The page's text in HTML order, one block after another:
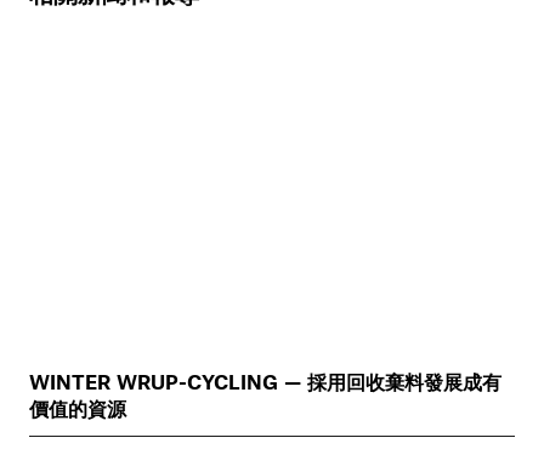
WINTER WRUP-CYCLING — 採用回收棄料發展成有
價值的資源